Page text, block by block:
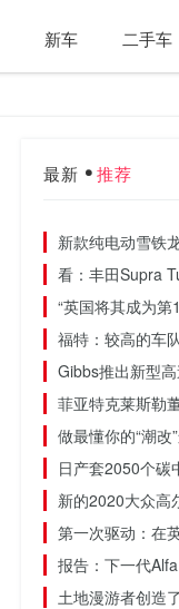
新车 二手车
最新 推荐
新款纯电动雪铁
看：丰田Supra
“英国将其成为
福特：较高的车
Gibbs推出新型
菲亚特克莱斯勒
做最懂你的“潮改
日产套2050个碳
新的2020大众高
第一次驱动：在
报告：下一代
土地漫游者创造